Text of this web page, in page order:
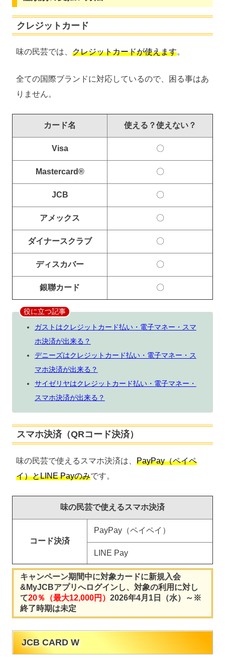
クレジットカード
味の民芸では、 クレジットカードが使えます。
全ての国際ブランドに対応しているので、困る事はあ
りません。
カード名 使える？使えない？
Visa 〇
Mastercard® 〇
JCB 〇
アメックス 〇
ダイナースクラブ 〇
ディスカバー 〇
銀聯カード 〇
役に立つ記事
ガストはクレジットカード払い・電子マネー・スマ
ホ決済が出来る？
デニーズはクレジットカード払い・電子マネー・ス
マホ決済が出来る？
サイゼリヤはクレジットカード払い・電子マネー・
スマホ決済が出来る？
スマホ決済（QRコード決済）
味の民芸で使えるスマホ決済は、 PayPay（ペイペ
イ）とLINE Payのみです。
味の民芸で使えるスマホ決済
コード決済
PayPay（ペイペイ）
LINE Pay
キャンペーン期間中に対象カードに新規入会
&MyJCBアプリへログインし、対象の利用に対し
て20％（最大12,000円） 2026年4月1日（水）～※
終了時期は未定
JCB CARD W